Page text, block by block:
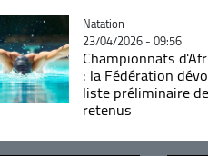
Catégorie
Natation
23/04/2026 - 09:56
Championnats
: la Fédération
liste préliminaire
retenus